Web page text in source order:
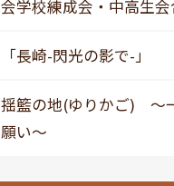
会学校練成会・中高生会
「長崎-閃光の影で-」
揺籃の地(ゆりかご) ～
願い～